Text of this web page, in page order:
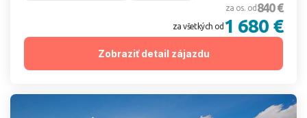
za os. od 840 €
za všetkých od 1 680 €
Zobraziť detail zájazdu